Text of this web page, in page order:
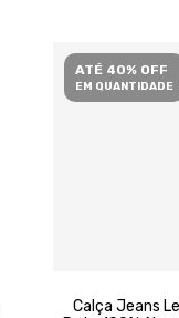
ATÉ 40% OFF
EM QUANTIDADE
Calça Jeans